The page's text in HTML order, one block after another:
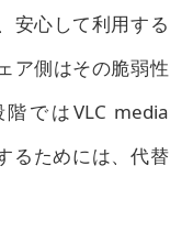
安心して利用する
ア側はその脆弱性
ではVLC media
るためには、代替